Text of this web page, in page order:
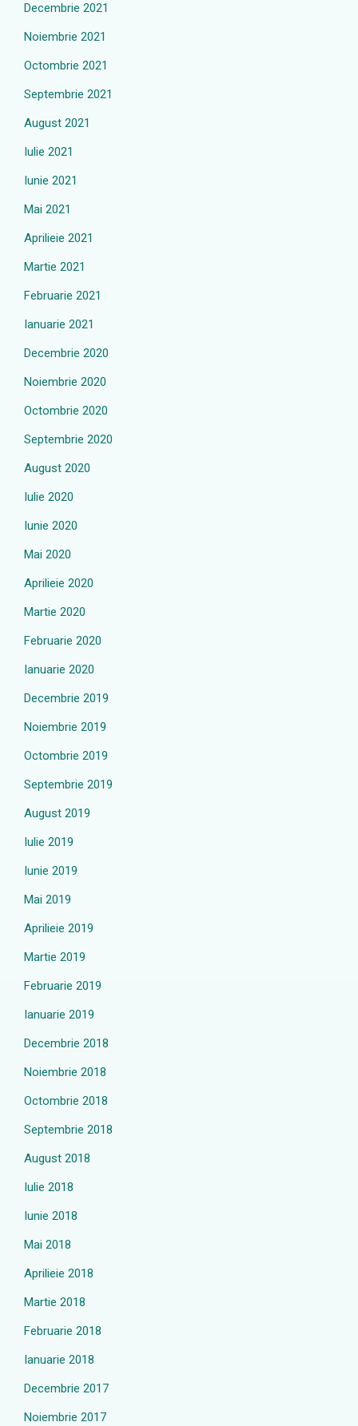
Decembrie 2021
Noiembrie 2021
Octombrie 2021
Septembrie 2021
August 2021
Iulie 2021
Iunie 2021
Mai 2021
Aprilieie 2021
Martie 2021
Februarie 2021
Ianuarie 2021
Decembrie 2020
Noiembrie 2020
Octombrie 2020
Septembrie 2020
August 2020
Iulie 2020
Iunie 2020
Mai 2020
Aprilieie 2020
Martie 2020
Februarie 2020
Ianuarie 2020
Decembrie 2019
Noiembrie 2019
Octombrie 2019
Septembrie 2019
August 2019
Iulie 2019
Iunie 2019
Mai 2019
Aprilieie 2019
Martie 2019
Februarie 2019
Ianuarie 2019
Decembrie 2018
Noiembrie 2018
Octombrie 2018
Septembrie 2018
August 2018
Iulie 2018
Iunie 2018
Mai 2018
Aprilieie 2018
Martie 2018
Februarie 2018
Ianuarie 2018
Decembrie 2017
Noiembrie 2017